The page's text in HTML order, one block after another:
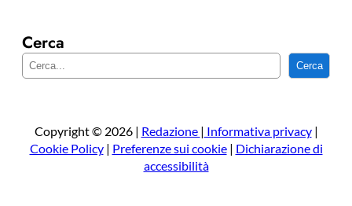
Cerca
e
a
Cerca
Copyright © 2026 | Redazione | Informativa privacy|
Cookie Policy| Preferenze sui cookie| Dichiarazione di
accessibilità